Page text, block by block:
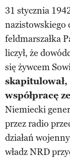
31 stycznia
nazistowskiego
feldmarszałka
liczył, że
się żywcem
skapitulował,
współpracę
Niemiecki
przez radio
działań
władz NRD